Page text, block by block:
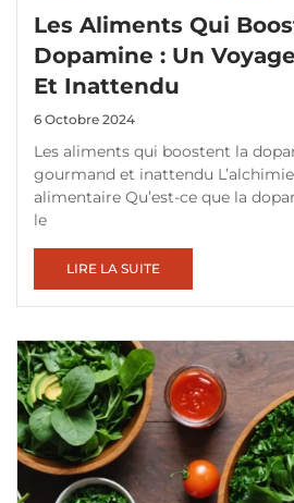
Les Aliments Qui
Dopamine : Un
Et Inattendu
6 Octobre 2024
Les aliments qui boostent la
gourmand et inattendu
alimentaire Qu’est-ce que la
le
LIRE LA SUITE